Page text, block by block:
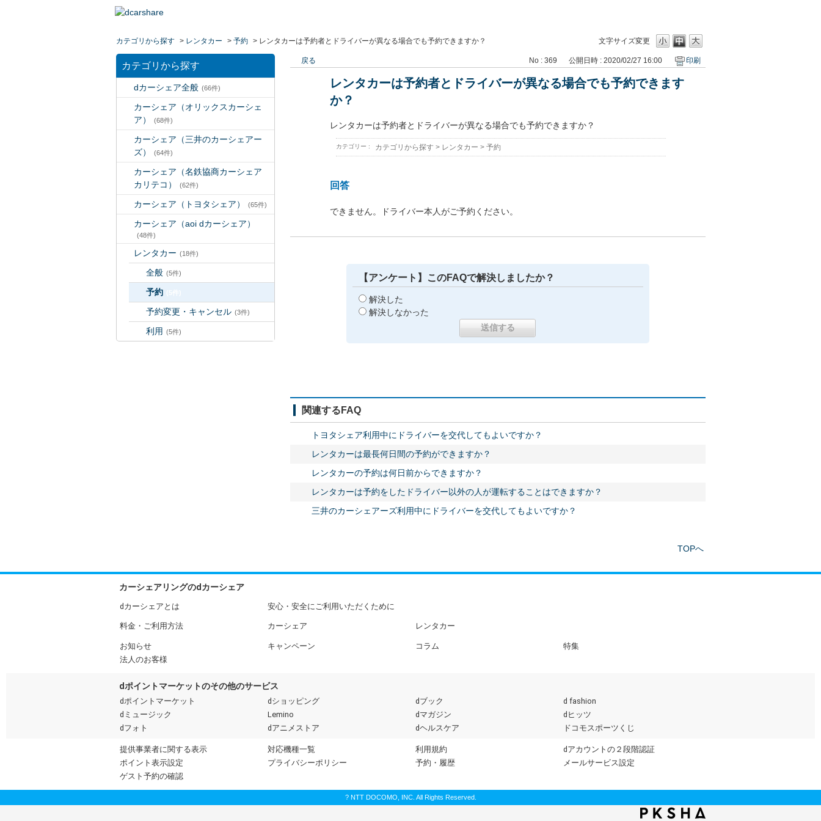
文字サイズ変更
カテゴリから探す > レンタカー > 予約 > レンタカーは予約者とドライバーが異なる場合でも予約できますか？
カテゴリから探す
dカーシェア全般 (66件)
カーシェア（オリックスカーシェ
ア）
(68件)
カーシェア（三井のカーシェアー
ズ）
(64件)
カーシェア（名鉄協商カーシェア
カリテコ）
(62件)
カーシェア（トヨタシェア） (65件)
カーシェア（aoi dカーシェア）
(48件)
レンタカー (18件)
全般 (5件)
予約
予約変更・キャンセル (3件)
利用 (5件)
戻る No : 369 公開日時 : 2020/02/27 16:00 印刷
レンタカーは予約者とドライバーが異なる場合でも予約できます
か？
レンタカーは予約者とドライバーが異なる場合でも予約できますか？
カテゴリー : カテゴリから探す > レンタカー > 予約
回答
できません。ドライバー本人がご予約ください。
【アンケート】このFAQで解決しましたか？
解決した
解決しなかった
関連するFAQ
トヨタシェア利用中にドライバーを交代してもよいですか？
レンタカーは最長何日間の予約ができますか？
レンタカーの予約は何日前からできますか？
レンタカーは予約をしたドライバー以外の人が運転することはできますか？
三井のカーシェアーズ利用中にドライバーを交代してもよいですか？
TOPへ
カーシェアリングのdカーシェア
dカーシェアとは 安心・安全にご利用いただくために
料金・ご利用方法 カーシェア レンタカー
お知らせ キャンペーン コラム
特集
法人のお客様
dポイントマーケットのその他のサービス
dポイントマーケット dショッピング dブック
d fashion
dミュージック
Lemino dマガジン
dヒッツ
dフォト
dアニメストア dヘルスケア ドコモスポーツくじ
提供事業者に関する表示 対応機種一覧 利用規約
dアカウントの２段階認証
ポイント表示設定
プライバシーポリシー 予約・履歴
メールサービス設定
ゲスト予約の確認
? NTT DOCOMO, INC. All Rights Reserved.